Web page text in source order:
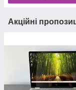
Акційні